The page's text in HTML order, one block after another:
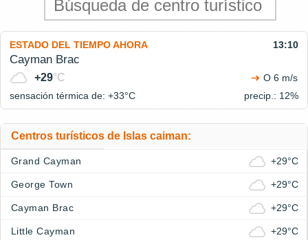
ESTADO DEL TIEMPO AHORA 13:10
Cayman Brac
+29°C
O 6 m/s
sensación térmica de: +33°C precip.: 12%
Centros turísticos de Islas caiman:
Grand Cayman +29°C
George Town +29°C
Cayman Brac +29°C
Little Cayman +29°C